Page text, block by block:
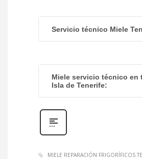
Servicio técnico Miele
Miele servicio técnico en
Isla de Tenerife:
MIELE REPARACIÓN FRIGORÍFICOS